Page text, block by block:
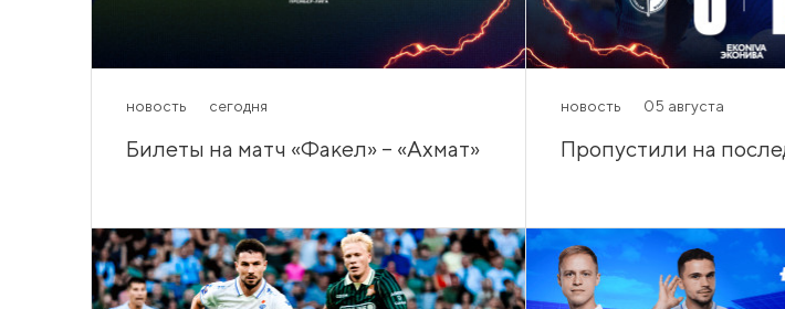
новость сегодня
Билеты на матч «Факел» – «Ахмат»
новость 05 августа
Пропустили на